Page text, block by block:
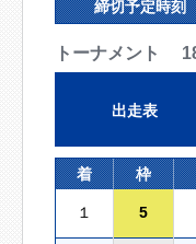
締切予定時刻
トーナメント
出走表
着 枠
１ 5